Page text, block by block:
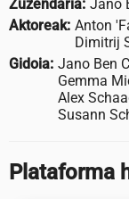
Zuzendaria: Jano
Aktoreak: Anton
Dimitrij
Gidoia: Jano Ben
Gemma
Alex
Susann
Plataforma